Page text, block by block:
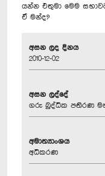
යන්න එතුමා මෙම
ඒ මන්ද?
අසන ලද දිනය
2010-12-02
අසන ලද්දේ
ගරු බුද්ධික පතිරණ
අමාත්‍යාංශය
අධිකරණ